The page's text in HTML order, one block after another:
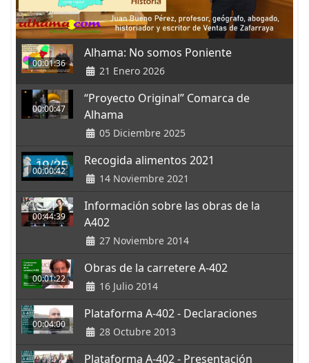
00:01:36
Alhama: No somos Poniente
21 Enero 2026
00:00:47
“Proyecto Original” Comarca de
Alhama
05 Diciembre 2025
00:00:42
Recogida alimentos 2021
14 Noviembre 2021
00:44:39
Información sobre las obras de la
A402
27 Noviembre 2014
00:01:22
Obras de la carretere A-402
16 Julio 2014
00:04:00
Plataforma A-402 - Declaraciones
28 Octubre 2013
Plataforma A-402 - Presentación